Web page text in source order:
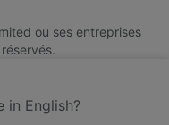
ou ses entreprises
Siège social : 1
Uni. Numéro de
in English?